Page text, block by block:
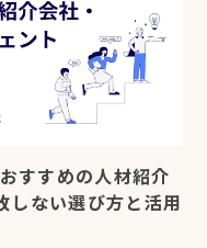
すすめの人材紹介
しない選び方と活用